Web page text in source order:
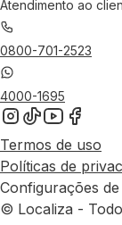
Atendimento ao
0800-701-2523
4000-1695
Termos de uso
Políticas de
Configurações
© Localiza -